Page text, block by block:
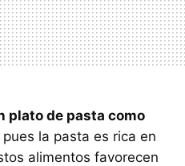
plato de pasta como
pues la pasta es rica en
alimentos favorecen